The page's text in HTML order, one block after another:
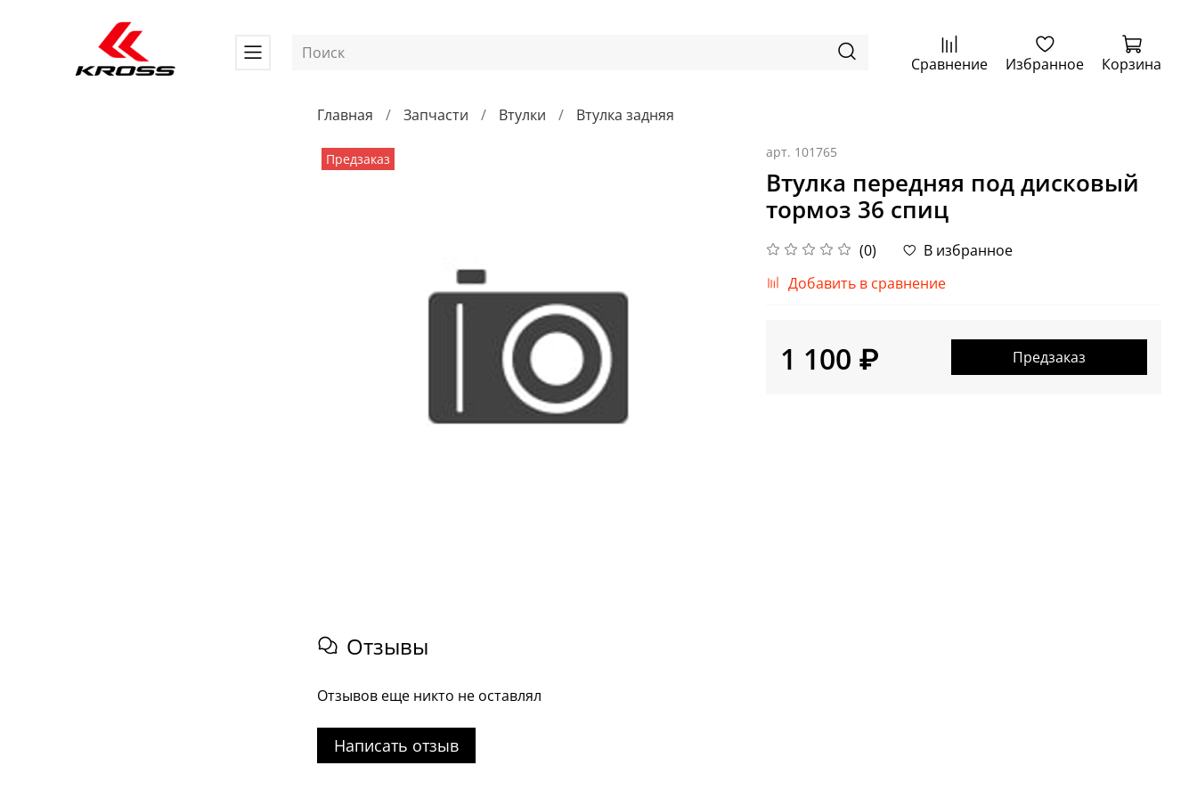
Сравнение Избранное Корзина
Главная Запчасти Втулки Втулка задняя
Предзаказ арт. 101765
Втулка передняя под дисковый
тормоз 36 спиц
(0)
В избранное
Добавить в сравнение
1 100 ₽ Предзаказ
Отзывы
Отзывов еще никто не оставлял
Написать отзыв